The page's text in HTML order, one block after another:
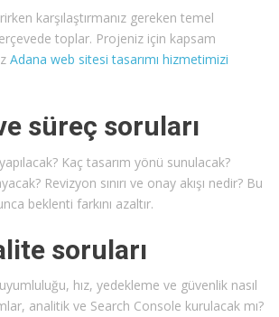
karşılaştırmanız gereken temel
toplar. Projeniz için kapsam
Adana web sitesi tasarımı hizmetimizi
süreç soruları
Kaç tasarım yönü sunulacak?
Revizyon sınırı ve onay akışı nedir? Bu
beklenti farkını azaltır.
soruları
hız, yedekleme ve güvenlik nasıl
analitik ve Search Console kurulacak mı?